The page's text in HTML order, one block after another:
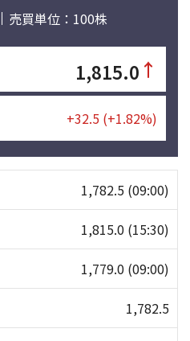
売買単位：100株
1,815.0 ↑
+32.5 (+1.82%)
1,782.5 (09:00)
1,815.0 (15:30)
1,779.0 (09:00)
1,782.5